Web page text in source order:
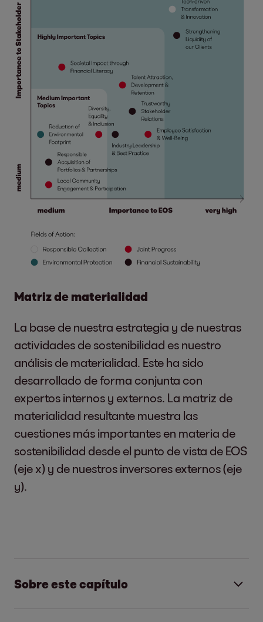
Matriz de materialidad
La base de nuestra estrategia y de nuestras
actividades de sostenibilidad es nuestro
análisis de materialidad. Este ha sido
desarrollado de forma conjunta con
expertos internos y externos. La matriz de
materialidad resultante muestra las
cuestiones más importantes en materia de
sostenibilidad desde el punto de vista de EOS
(eje x) y de nuestros inversores externos (eje
y).
Sobre este capítulo